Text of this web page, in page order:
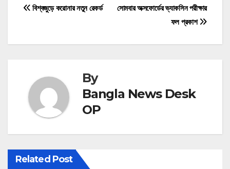
P
n
a
v
i
সোমবার অক্সফোর্ডের ভ্যাকসিন পরীক্ষার
ফল প্রকাশ
বিশ্বজুড়ে করোনার নতুন রেকর্ড
By
Bangla News Desk
OP
Related Post